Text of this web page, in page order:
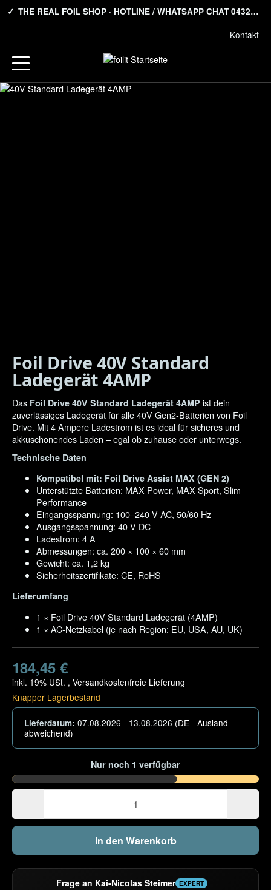
THE REAL FOIL SHOP · HOTLINE / WHATSAPP CHAT 04321-2506503
Kontakt
Foil Drive 40V Standard
Ladegerät 4AMP
Das Foil Drive 40V Standard Ladegerät 4AMP ist dein
zuverlässiges Ladegerät für alle 40V Gen2-Batterien von Foil
Drive. Mit 4 Ampere Ladestrom ist es ideal für sicheres und
akkuschonendes Laden – egal ob zuhause oder unterwegs.
Technische Daten
Kompatibel mit: Foil Drive Assist MAX (GEN 2)
Unterstützte Batterien: MAX Power, MAX Sport, Slim
Performance
Eingangsspannung: 100–240 V AC, 50/60 Hz
Ausgangsspannung: 40 V DC
Ladestrom: 4 A
Abmessungen: ca. 200 × 100 × 60 mm
Gewicht: ca. 1,2 kg
Sicherheitszertifikate: CE, RoHS
Lieferumfang
1 × Foil Drive 40V Standard Ladegerät (4AMP)
1 × AC-Netzkabel (je nach Region: EU, USA, AU, UK)
184,45 €
inkl. 19% USt. , Versandkostenfreie Lieferung
Knapper Lagerbestand
Lieferdatum: 07.08.2026 - 13.08.2026 (DE - Ausland
abweichend)
Nur noch 1 verfügbar
In den Warenkorb
Frage an Kai-Nicolas Steimer EXPERT